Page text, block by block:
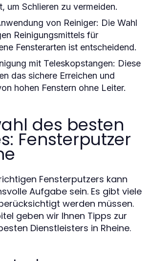
um Schlieren zu vermeiden.
von Reiniger: Die Wahl
Reinigungsmittels für
Fensterarten ist entscheidend.
mit Teleskopstangen: Diese
das sichere Erreichen und
hohen Fenstern ohne Leiter.
des besten
Fensterputzer
Fensterputzers kann
Aufgabe sein. Es gibt viele
werden müssen.
geben wir Ihnen Tipps zur
Dienstleisters in Rheine.